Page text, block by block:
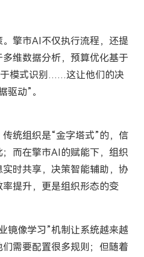
擎市AI不仅执行流程，还提
维数据分析，预算优化基于
模式识别……这让他们的决
驱动”。
统组织是“金字塔式”的，信
而在擎市AI的赋能下，组织
时共享，决策智能辅助，协
提升，更是组织形态的变
镜像学习”机制让系统越来越
需要配置很多规则；但随着